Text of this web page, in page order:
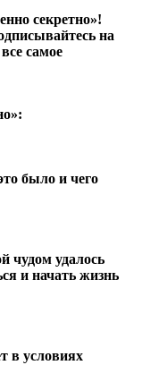
секретно»!
на
самое
было и чего
чудом удалось
и начать жизнь
в условиях